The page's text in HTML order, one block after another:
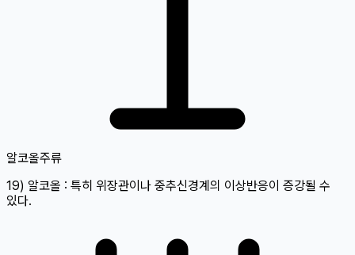
알코올주류
19) 알코올 : 특히 위장관이나 중추신경계의 이상반응이 증강될 수
있다.